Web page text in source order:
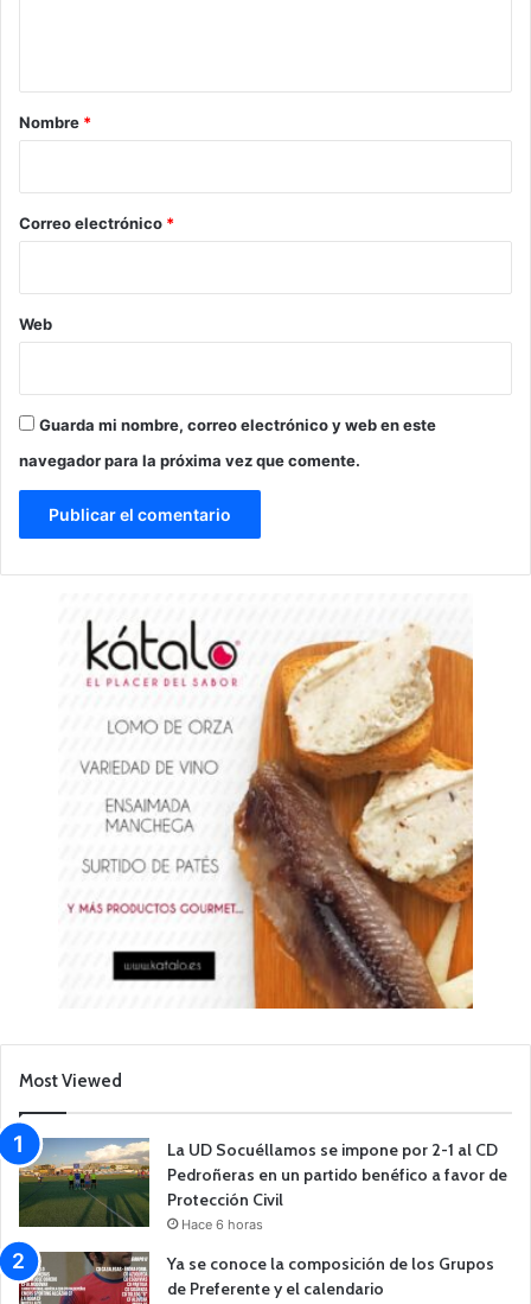
r
*
Nombre *
Correo electrónico *
Web
Guarda mi nombre, correo electrónico y web en este
navegador para la próxima vez que comente.
Most Viewed
La UD Socuéllamos se impone por 2-1 al CD
Pedroñeras en un partido benéfico a favor de
Protección Civil
Hace 6 horas
Ya se conoce la composición de los Grupos
de Preferente y el calendario